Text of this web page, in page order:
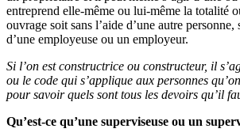
entreprend elle-même ou lui-même la totalité
ouvrage soit sans l’aide d’une autre
d’une employeuse ou un employeur.
Si l’on est constructrice ou constructeur, il
ou le code qui s’applique aux personnes
pour savoir quels sont tous les devoirs qu’il
Qu’est-ce qu’une superviseuse ou un